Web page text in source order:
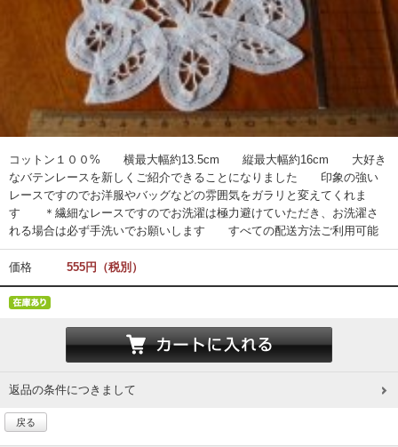
コットン１００% 横最大幅約13.5cm 縦最大幅約16cm 大好き
なバテンレースを新しくご紹介できることになりました 印象の強い
レースですのでお洋服やバッグなどの雰囲気をガラリと変えてくれま
す ＊繊細なレースですのでお洗濯は極力避けていただき、お洗濯さ
れる場合は必ず手洗いでお願いします すべての配送方法ご利用可能
価格 555円（税別）
返品の条件につきまして
戻る